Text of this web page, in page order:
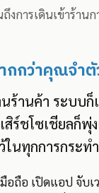
งการเดินเข้าร้
กกว่าคุณจำตั
ร้านค้า ระบบ
สิร์ชโซเชียลก็
นทุกการกระท
ถือ เปิดแอป จับเ